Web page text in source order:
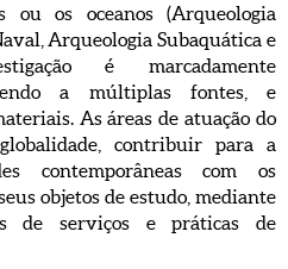
os oceanos (Arqueologia
Arqueologia Subaquática e
é marcadamente
a múltiplas fontes, e
As áreas de atuação do
contribuir para a
contemporâneas com os
objetos de estudo, mediante
de serviços e práticas de